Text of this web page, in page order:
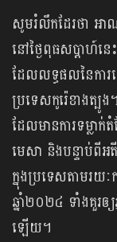
សូមរំលឹកដែរថា អា
នៅថ្ងៃពុធសប្ដាហ៍ន
ដែលលទ្ធផលនៃការប
ប្រទេសកូរ៉េខាងត្បូ
ដែលមានការទម្ល
មេសា និងបន្ទាប់ពី
ក្នុងប្រទេសតាមរយ
ឆ្នាំ២០២៤ ទាំងគួរ
ឡើយ។